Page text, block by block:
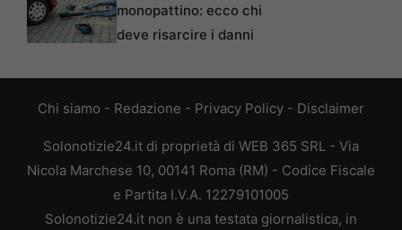
monopattino: ecco chi
deve risarcire i danni
Chi siamo - Redazione - Privacy Policy - Disclaimer
Solonotizie24.it di proprietà di WEB 365 SRL - Via
Nicola Marchese 10, 00141 Roma (RM) - Codice Fiscale
e Partita I.V.A. 12279101005
Solonotizie24.it non è una testata giornalistica, in